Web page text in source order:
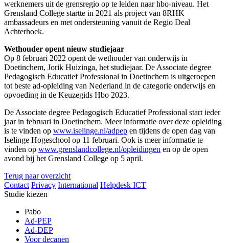
werknemers uit de grensregio op te leiden naar hbo-niveau. Het
Grensland College startte in 2021 als project van 8RHK
ambassadeurs en met ondersteuning vanuit de Regio Deal
Achterhoek.
Wethouder opent nieuw studiejaar
Op 8 februari 2022 opent de wethouder van onderwijs in
Doetinchem, Jorik Huizinga, het studiejaar. De Associate degree
Pedagogisch Educatief Professional in Doetinchem is uitgeroepen
tot beste ad-opleiding van Nederland in de categorie onderwijs en
opvoeding in de Keuzegids Hbo 2023.
De Associate degree Pedagogisch Educatief Professional start ieder
jaar in februari in Doetinchem. Meer informatie over deze opleiding
is te vinden op www.iselinge.nl/adpep en tijdens de open dag van
Iselinge Hogeschool op 11 februari. Ook is meer informatie te
vinden op www.grenslandcollege.nl/opleidingen en op de open
avond bij het Grensland College op 5 april.
Terug naar overzicht
Contact Privacy International Helpdesk ICT
Studie kiezen
Pabo
Ad-PEP
Ad-DEP
Voor decanen